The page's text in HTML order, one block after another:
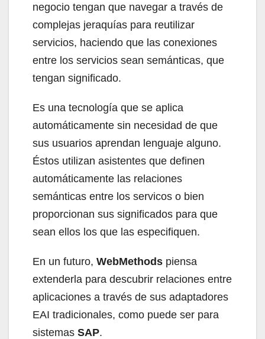
negocio tengan que navegar a través de
complejas jeraquías para reutilizar
servicios, haciendo que las conexiones
entre los servicios sean semánticas, que
tengan significado.
Es una tecnología que se aplica
automáticamente sin necesidad de que
sus usuarios aprendan lenguaje alguno.
Éstos utilizan asistentes que definen
automáticamente las relaciones
semánticas entre los servicos o bien
proporcionan sus significados para que
sean ellos los que las especifiquen.
En un futuro, WebMethods piensa
extenderla para descubrir relaciones entre
aplicaciones a través de sus adaptadores
EAI tradicionales, como puede ser para
sistemas SAP.